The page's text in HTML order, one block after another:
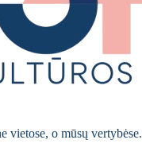
vietose, o mūsų vertybėse.